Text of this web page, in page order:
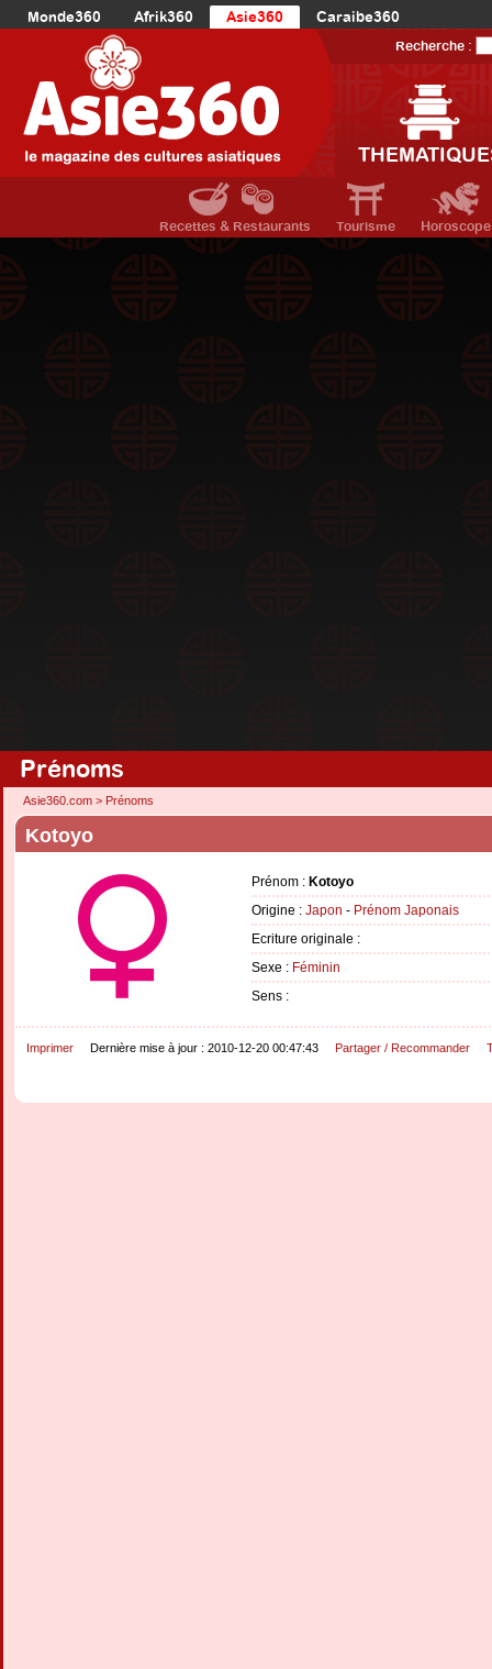
Monde360 Afrik360 Asie360
Caraibe360
Europe360
AmériqueDuNord360
Océanie360
Recherche :
Recettes & Restaurants Tourisme Horoscope
Prénoms
Asie360.com > Prénoms
Kotoyo
Prénom : Kotoyo
Origine : Japon - Prénom Japonais
Ecriture originale :
Sexe : Féminin
Sens :
Imprimer Dernière mise à jour : 2010-12-20 00:47:43 Partager / Recommander